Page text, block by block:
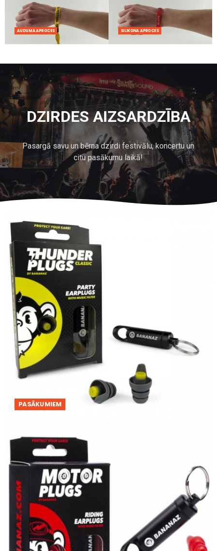
AUDUMA APROCES SILIKONA APROCES
DZIRDES AIZSARDZĪBA
Pasargā savu un bērna dzirdi festivālu, koncertu un
citu pasākumu laikā!
PASĀKUMIEM